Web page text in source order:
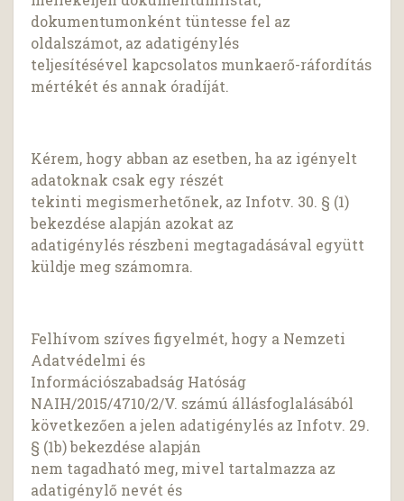
dokumentumonként tüntesse fel az
oldalszámot, az adatigénylés
teljesítésével kapcsolatos munkaerő-ráfordítás
mértékét és annak óradíját.
Kérem, hogy abban az esetben, ha az igényelt
adatoknak csak egy részét
tekinti megismerhetőnek, az Infotv. 30. § (1)
bekezdése alapján azokat az
adatigénylés részbeni megtagadásával együtt
küldje meg számomra.
Felhívom szíves figyelmét, hogy a Nemzeti
Adatvédelmi és
Információszabadság Hatóság
NAIH/2015/4710/2/V. számú állásfoglalásából
következően a jelen adatigénylés az Infotv. 29.
§ (1b) bekezdése alapján
nem tagadható meg, mivel tartalmazza az
adatigénylő nevét és